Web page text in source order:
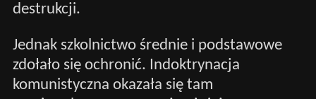
destrukcji.
Jednak szkolnictwo średnie i podstawowe
zdołało się ochronić. Indoktrynacja
komunistyczna okazała się tam